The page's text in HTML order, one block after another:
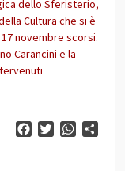
dello Sferisterio,
Cultura che si è
novembre scorsi.
Carancini e la
FacebookTwitter